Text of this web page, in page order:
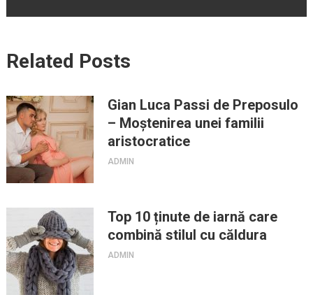
Related Posts
Gian Luca Passi de Preposulo
– Moștenirea unei familii
aristocratice
ADMIN
Top 10 ținute de iarnă care
combină stilul cu căldura
ADMIN